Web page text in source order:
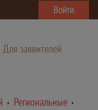
Войти
Для заявителей
Региональные